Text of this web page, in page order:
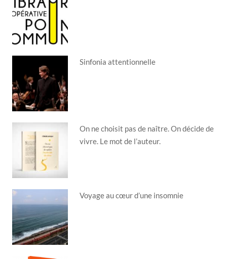
Sinfonia attentionnelle
On ne choisit pas de naître. On décide de
vivre. Le mot de l’auteur.
Voyage au cœur d’une insomnie